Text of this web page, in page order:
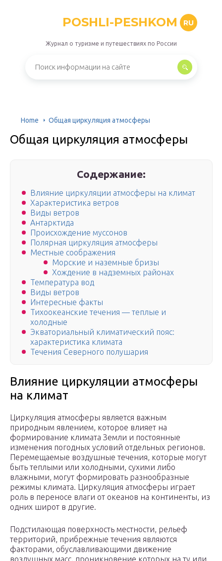
POSHLI-PESHKOM RU
Журнал о туризме и путешествиях по России
Home Общая циркуляция атмосферы
Общая циркуляция атмосферы
Содержание:
Влияние циркуляции атмосферы на климат
Характеристика ветров
Виды ветров
Антарктида
Происхождение муссонов
Полярная циркуляция атмосферы
Местные соображения
Морские и наземные бризы
Хождение в надземных районах
Температура вод
Виды ветров
Интересные факты
Тихоокеанские течения — теплые и
холодные
Экваториальный климатический пояс:
характеристика климата
Течения Северного полушария
Влияние циркуляции атмосферы
на климат
Циркуляция атмосферы является важным
природным явлением, которое влияет на
формирование климата Земли и постоянные
изменения погодных условий отдельных регионов.
Перемещаемые воздушные течения, которые могут
быть теплыми или холодными, сухими либо
влажными, могут формировать разнообразные
режимы климата. Циркуляция атмосферы играет
роль в переносе влаги от океанов на континенты, из
одних широт в другие.
Подстилающая поверхность местности, рельеф
территорий, прибрежные течения являются
факторами, обуславливающими движение
воздушных масс, проникновение которых на ту или